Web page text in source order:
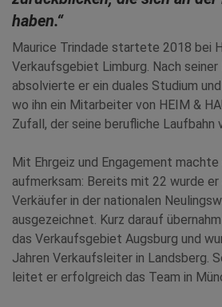
haben.“
Maurice Trindade startete 2018 bei
Verkaufsgebiet Limburg. Nach seiner
absolvierte er ein duales Studium
wo ihn ein Mitarbeiter von HEIM &
Zufall, der seine berufliche Laufbahn
Mit Ehrgeiz und Engagement
aufmerksam: Bereits mit 22 wurde
Verkäufer in der nationalen
ausgezeichnet. Kurz darauf
das Verkaufsgebiet Augsburg und
Jahren Verkaufsleiter in Landsberg.
leitet er erfolgreich das Team in